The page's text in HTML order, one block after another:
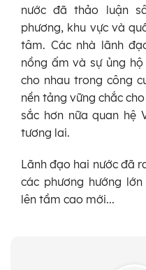
nước đã thảo luận
phương, khu vực và
tâm. Các nhà lãnh
nồng ấm và sự ủng
cho nhau trong công
nền tảng vững chắc
sắc hơn nữa quan hệ
tương lai.
Lãnh đạo hai nước đã
các phương hướng
lên tầm cao mới...